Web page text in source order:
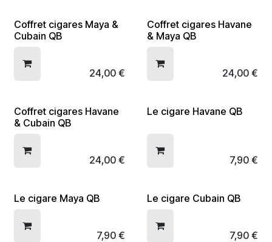
Coffret cigares Maya &
Cubain QB
24,00 €
Coffret cigares Havane
& Maya QB
24,00 €
Coffret cigares Havane
& Cubain QB
24,00 €
Le cigare Havane QB
7,90 €
Le cigare Maya QB
7,90 €
Le cigare Cubain QB
7,90 €